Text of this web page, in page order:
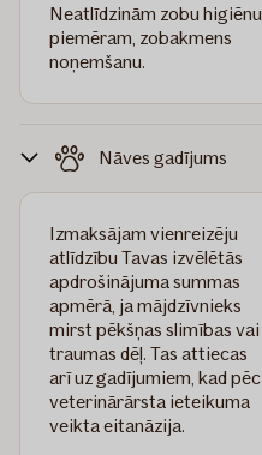
Neatlīdzinām zobu higiēnu,
piemēram, zobakmens
noņemšanu.
Nāves gadījums
Izmaksājam vienreizēju
atlīdzību Tavas izvēlētās
apdrošinājuma summas
apmērā, ja mājdzīvnieks
mirst pēkšņas slimības vai
traumas dēļ. Tas attiecas
arī uz gadījumiem, kad pēc
veterinārārsta ieteikuma
veikta eitanāzija.